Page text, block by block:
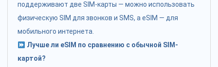
поддерживают две SIM-карты — можно использовать
физическую SIM для звонков и SMS, а eSIM — для
мобильного интернета.
Лучше ли eSIM по сравнению с обычной SIM-
картой?